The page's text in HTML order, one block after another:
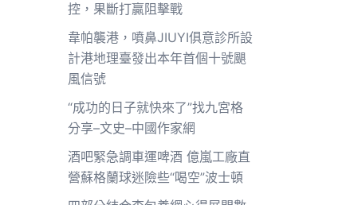
控，果斷打贏阻擊戰
韋帕襲港，噴鼻JIUYI俱意診所設
計港地理臺發出本年首個十號颶
風信號
“成功的日子就快來了”找九宮格
分享–文史–中國作家網
酒吧緊急調車運啤酒 億嵐工廠直
營蘇格蘭球迷險些“喝空”波士頓